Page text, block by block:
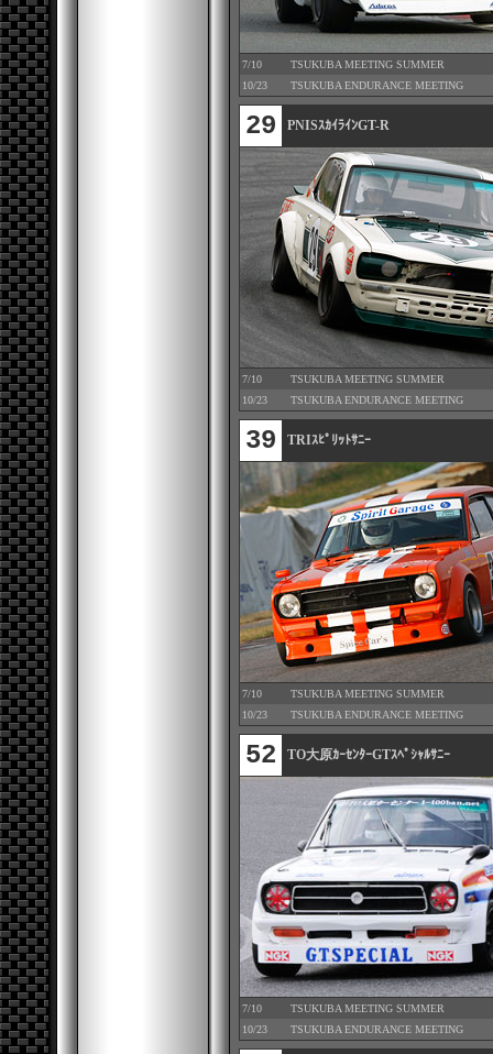
7/10
TSUKUBA MEETING SUMMER
10/23
TSUKUBA ENDURANCE MEETING
29 PNISｽｶｲﾗｲﾝGT-R
7/10
TSUKUBA MEETING SUMMER
10/23
TSUKUBA ENDURANCE MEETING
39 TRIｽﾋﾟﾘｯﾄｻﾆｰ
7/10
TSUKUBA MEETING SUMMER
10/23
TSUKUBA ENDURANCE MEETING
52 TO大原ｶｰｾﾝﾀｰGTｽﾍﾟｼｬﾙｻﾆｰ
7/10
TSUKUBA MEETING SUMMER
10/23
TSUKUBA ENDURANCE MEETING